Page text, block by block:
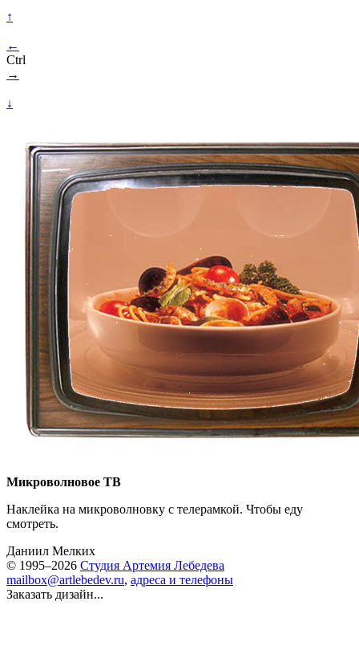
↑
←
Ctrl
→
↓
Микроволновое ТВ
Наклейка на микроволновку с телерамкой. Чтобы еду
смотреть.
Даниил Мелких
© 1995–2026 Студия Артемия Лебедева
mailbox@artlebedev.ru, адреса и телефоны
Заказать дизайн...